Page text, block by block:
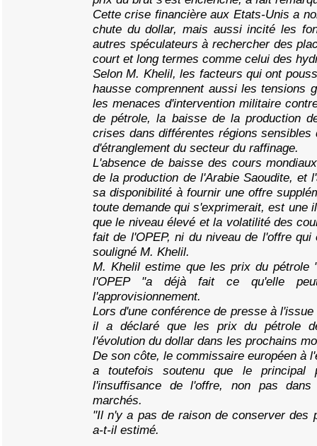
Cette crise financière aux Etats-Unis a
chute du dollar, mais aussi incité les
autres spéculateurs à rechercher des
court et long termes comme celui des
Selon M. Khelil, les facteurs qui ont
hausse comprennent aussi les tensions
les menaces d'intervention militaire
de pétrole, la baisse de la production
crises dans différentes régions sensibles
d'étranglement du secteur du raffinage.
L'absence de baisse des cours
de la production de l'Arabie Saoudite, et
sa disponibilité à fournir une offre
toute demande qui s'exprimerait, est une
que le niveau élevé et la volatilité des
fait de l'OPEP, ni du niveau de l'offre
souligné M. Khelil.
M. Khelil estime que les prix du pétrole
l'OPEP "a déjà fait ce qu'elle
l'approvisionnement.
Lors d'une conférence de presse à
il a déclaré que les prix du pétrole
l'évolution du dollar dans les prochains
De son côte, le commissaire européen à
a toutefois soutenu que le principal
l'insuffisance de l'offre, non pas
marchés.
"Il n'y a pas de raison de conserver des
a-t-il estimé.